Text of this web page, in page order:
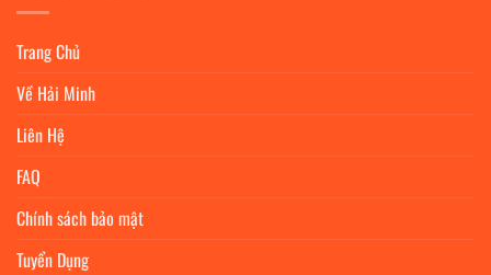
Trang Chủ
Về Hải Minh
Liên Hệ
FAQ
Chính sách bảo mật
Tuyển Dụng